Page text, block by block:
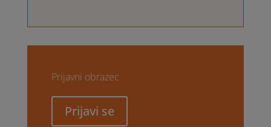
Prijavni obrazec
Prijavi se